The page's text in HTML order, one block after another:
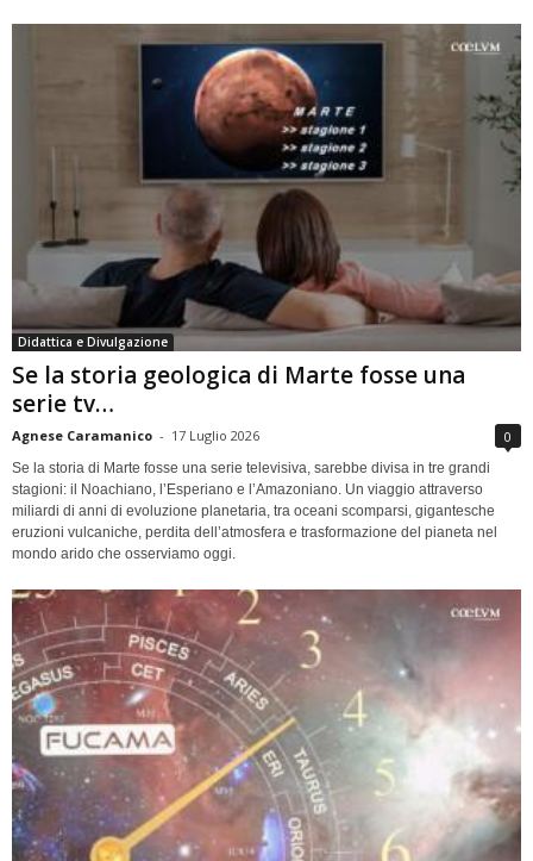
Didattica e Divulgazione
Se la storia geologica di Marte fosse una
serie tv…
Agnese Caramanico - 17 Luglio 2026 0
Se la storia di Marte fosse una serie televisiva, sarebbe divisa in tre grandi
stagioni: il Noachiano, l’Esperiano e l’Amazoniano. Un viaggio attraverso
miliardi di anni di evoluzione planetaria, tra oceani scomparsi, gigantesche
eruzioni vulcaniche, perdita dell’atmosfera e trasformazione del pianeta nel
mondo arido che osserviamo oggi.